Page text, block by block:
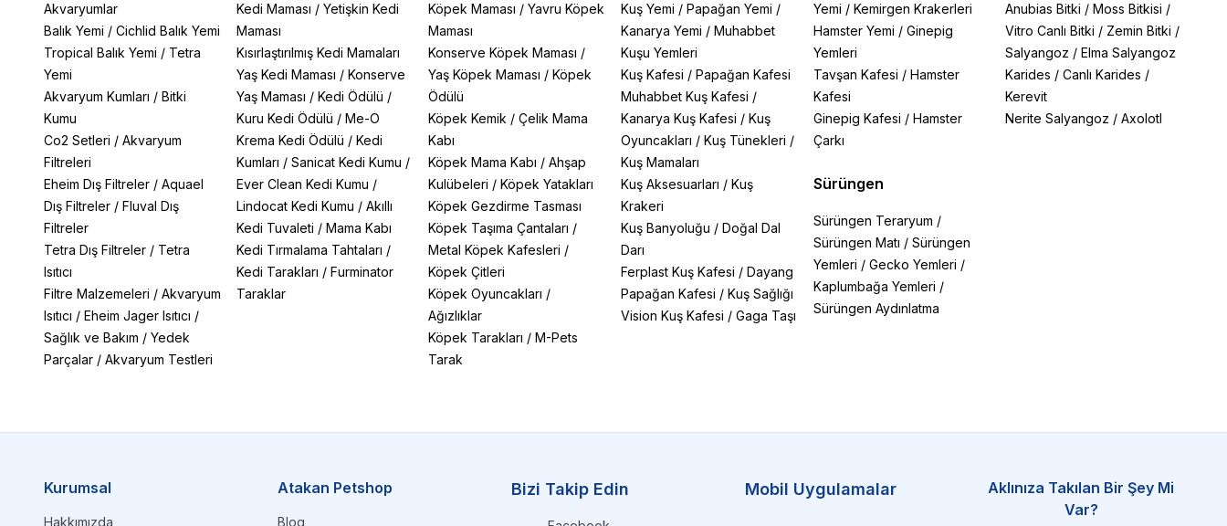
Akvaryumlar
Balık Yemi / Cichlid Balık Yemi
Tropical Balık Yemi / Tetra
Yemi
Akvaryum Kumları / Bitki
Kumu
Co2 Setleri / Akvaryum
Filtreleri
Eheim Dış Filtreler / Aquael
Dış Filtreler / Fluval Dış
Filtreler
Tetra Dış Filtreler / Tetra
Isıtıcı
Filtre Malzemeleri / Akvaryum
Isıtıcı / Eheim Jager Isıtıcı /
Sağlık ve Bakım / Yedek
Parçalar / Akvaryum Testleri
Kedi Maması / Yetişkin Kedi
Maması
Kısırlaştırılmış Kedi Mamaları
Yaş Kedi Maması / Konserve
Yaş Maması / Kedi Ödülü /
Kuru Kedi Ödülü / Me-O
Krema Kedi Ödülü / Kedi
Kumları / Sanicat Kedi Kumu /
Ever Clean Kedi Kumu /
Lindocat Kedi Kumu / Akıllı
Kedi Tuvaleti / Mama Kabı
Kedi Tırmalama Tahtaları /
Kedi Tarakları / Furminator
Taraklar
Köpek Maması /Yavru Köpek
Maması
Konserve Köpek Maması /
Yaş Köpek Maması /Köpek
Ödülü
Köpek Kemik /Çelik Mama
Kabı
Köpek Mama Kabı /Ahşap
Kulübeleri /Köpek Yatakları
Köpek Gezdirme Tasması
Köpek Taşıma Çantaları /
Metal Köpek Kafesleri /
Köpek Çitleri
Köpek Oyuncakları /
Ağızlıklar
Köpek Tarakları /M-Pets
Tarak
Kuş Yemi / Papağan Yemi /
Kanarya Yemi / Muhabbet
Kuşu Yemleri
Kuş Kafesi / Papağan Kafesi
Muhabbet Kuş Kafesi /
Kanarya Kuş Kafesi / Kuş
Oyuncakları / Kuş Tünekleri /
Kuş Mamaları
Kuş Aksesuarları / Kuş
Krakeri
Kuş Banyoluğu / Doğal Dal
Darı
Ferplast Kuş Kafesi / Dayang
Papağan Kafesi / Kuş Sağlığı
Vision Kuş Kafesi / Gaga Taşı
Yemi / Kemirgen Krakerleri
Hamster Yemi / Ginepig
Yemleri
Tavşan Kafesi / Hamster
Kafesi
Ginepig Kafesi / Hamster
Çarkı
Sürüngen
Sürüngen Teraryum /
Sürüngen Matı / Sürüngen
Yemleri / Gecko Yemleri /
Kaplumbağa Yemleri /
Sürüngen Aydınlatma
Anubias Bitki /Moss Bitkisi /
Vitro Canlı Bitki / Zemin Bitki /
Salyangoz /Elma Salyangoz
Karides /Canlı Karides /
Kerevit
Nerite Salyangoz /Axolotl
Kurumsal
Hakkımızda
Atakan Petshop
Blog
Bizi Takip Edin Mobil Uygulamalar
Aklınıza Takılan Bir Şey Mi
Var?